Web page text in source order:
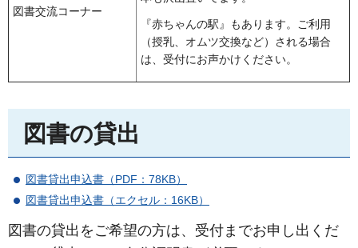
図書交流コーナー
『赤ちゃんの駅』もあります。ご利用
（授乳、オムツ交換など）される場合
は、受付にお声かけください。
図書の貸出
図書貸出申込書（PDF：78KB）
図書貸出申込書（エクセル：16KB）
図書の貸出をご希望の方は、受付までお申し出くだ